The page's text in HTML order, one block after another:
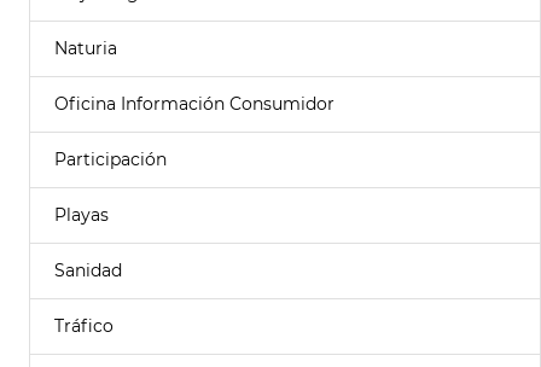
Naturia
Oficina Información Consumidor
Participación
Playas
Sanidad
Tráfico